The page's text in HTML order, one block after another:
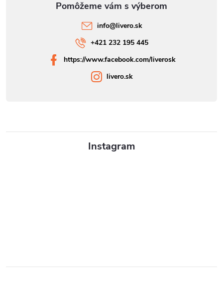
Instagram
info@livero.sk
+421 232 195 445
https://www.facebook.com/liverosk
livero.sk